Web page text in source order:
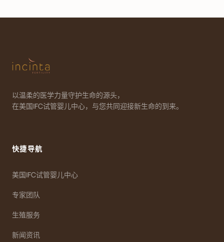
以温柔的医学力量守护生命的源头，
在美国IFC试管婴儿中心，与您共同迎接新生命的到来。
快捷导航
美国IFC试管婴儿中心
专家团队
生殖服务
新闻资讯